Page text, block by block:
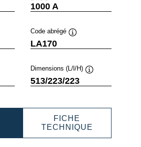
1000 A
Code abrégé
LA170
Dimensions (L/l/H)
513/223/223
PROFESSIONAL
FICHE
TECHNIQUE